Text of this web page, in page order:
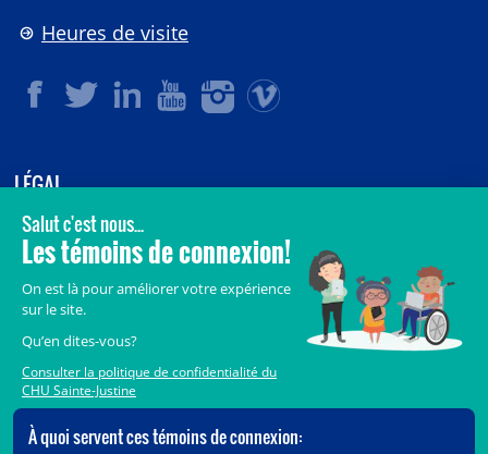
Heures de visite
LÉGAL
© 2006-2026CHU Sainte-Justine.
Tous droits réservés.
Crédits
Accès aux documents des organismes publics